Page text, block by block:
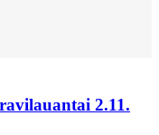
2.11.